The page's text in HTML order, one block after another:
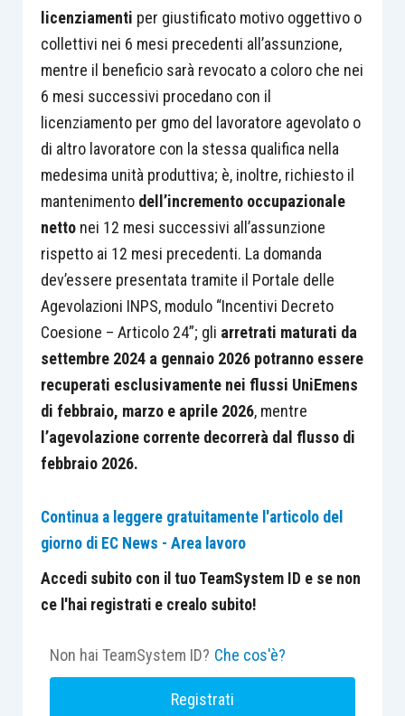
licenziamenti per giustificato motivo oggettivo o
collettivi nei 6 mesi precedenti all’assunzione,
mentre il beneficio sarà revocato a coloro che nei
6 mesi successivi procedano con il
licenziamento per gmo del lavoratore agevolato o
di altro lavoratore con la stessa qualifica nella
medesima unità produttiva; è, inoltre, richiesto il
mantenimento dell’incremento occupazionale
nettonei 12 mesi successivi all’assunzione
rispetto ai 12 mesi precedenti. La domanda
dev’essere presentata tramite il Portale delle
Agevolazioni INPS, modulo “Incentivi Decreto
Coesione – Articolo 24”; gli arretrati maturati da
settembre 2024 a gennaio 2026 potranno essere
recuperati esclusivamente nei flussi UniEmens
di febbraio, marzo e aprile 2026, mentre
l’agevolazione corrente decorrerà dal flusso di
febbraio 2026.
Continua a leggere gratuitamente l'articolo del
giorno di EC News - Area lavoro
Accedi subito con il tuo TeamSystem ID e se non
ce l'hai registrati e crealo subito!
Non hai TeamSystem ID? Che cos'è?
Registrati